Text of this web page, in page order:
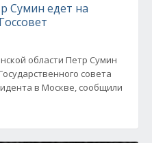
Сумин едет на
области Петр Сумин
совета
в Москве, сообщили